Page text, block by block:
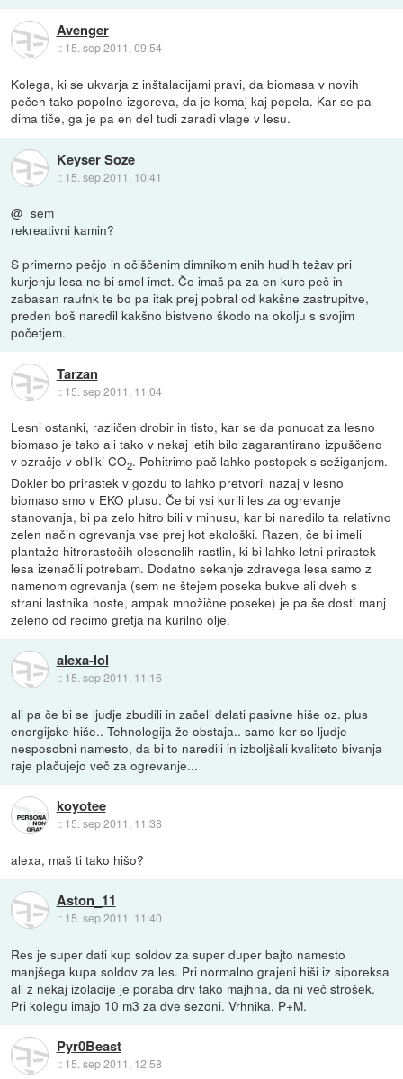
Avenger
:: 15. sep 2011, 09:54
Kolega, ki se ukvarja z inštalacijami pravi, da biomasa v novih
pečeh tako popolno izgoreva, da je komaj kaj pepela. Kar se pa
dima tiče, ga je pa en del tudi zaradi vlage v lesu.
Keyser Soze
:: 15. sep 2011, 10:41
@_sem_
rekreativni kamin?
S primerno pečjo in očiščenim dimnikom enih hudih težav pri
kurjenju lesa ne bi smel imet. Če imaš pa za en kurc peč in
zabasan raufnk te bo pa itak prej pobral od kakšne zastrupitve,
preden boš naredil kakšno bistveno škodo na okolju s svojim
početjem.
Tarzan
:: 15. sep 2011, 11:04
Lesni ostanki, različen drobir in tisto, kar se da ponucat za lesno
biomaso je tako ali tako v nekaj letih bilo zagarantirano izpuščeno
v ozračje v obliki CO2. Pohitrimo pač lahko postopek s sežiganjem.
Dokler bo prirastek v gozdu to lahko pretvoril nazaj v lesno
biomaso smo v EKO plusu. Če bi vsi kurili les za ogrevanje
stanovanja, bi pa zelo hitro bili v minusu, kar bi naredilo ta relativno
zelen način ogrevanja vse prej kot ekološki. Razen, če bi imeli
plantaže hitrorastočih olesenelih rastlin, ki bi lahko letni prirastek
lesa izenačili potrebam. Dodatno sekanje zdravega lesa samo z
namenom ogrevanja (sem ne štejem poseka bukve ali dveh s
strani lastnika hoste, ampak množične poseke) je pa še dosti manj
zeleno od recimo gretja na kurilno olje.
alexa-lol
:: 15. sep 2011, 11:16
ali pa če bi se ljudje zbudili in začeli delati pasivne hiše oz. plus
energijske hiše.. Tehnologija že obstaja.. samo ker so ljudje
nesposobni namesto, da bi to naredili in izboljšali kvaliteto bivanja
raje plačujejo več za ogrevanje...
koyotee
:: 15. sep 2011, 11:38
alexa, maš ti tako hišo?
Aston_11
:: 15. sep 2011, 11:40
Res je super dati kup soldov za super duper bajto namesto
manjšega kupa soldov za les. Pri normalno grajeni hiši iz siporeksa
ali z nekaj izolacije je poraba drv tako majhna, da ni več strošek.
Pri kolegu imajo 10 m3 za dve sezoni. Vrhnika, P+M.
Pyr0Beast
:: 15. sep 2011, 12:58